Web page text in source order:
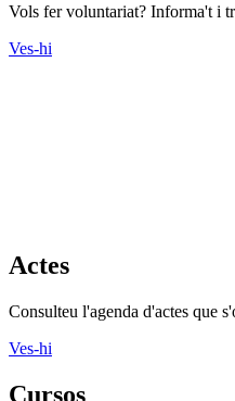
Vols fer voluntariat? Informa't i
Ves-hi
Actes
Consulteu l'agenda d'actes que
Ves-hi
Cursos